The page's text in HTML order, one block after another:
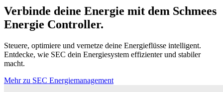
Verbinde deine Energie mit dem Schmees
Energie Controller.
Steuere, optimiere und vernetze deine Energieflüsse intelligent.
Entdecke, wie SEC dein Energiesystem effizienter und stabiler
macht.
Mehr zu SEC Energiemanagement